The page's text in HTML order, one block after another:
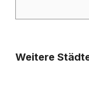
Weitere